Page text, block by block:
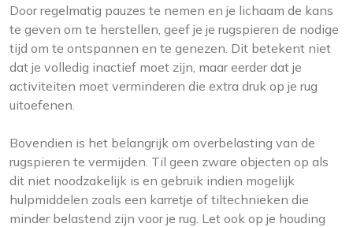
Door regelmatig pauzes te nemen en je lichaam de kans
te geven om te herstellen, geef je je rugspieren de nodige
tijd om te ontspannen en te genezen. Dit betekent niet
dat je volledig inactief moet zijn, maar eerder dat je
activiteiten moet verminderen die extra druk op je rug
uitoefenen.
Bovendien is het belangrijk om overbelasting van de
rugspieren te vermijden. Til geen zware objecten op als
dit niet noodzakelijk is en gebruik indien mogelijk
hulpmiddelen zoals een karretje of tiltechnieken die
minder belastend zijn voor je rug. Let ook op je houding